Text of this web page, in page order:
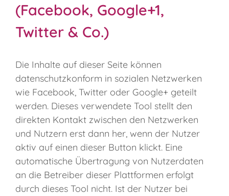
(Facebook, Google+1,
Twitter & Co.)
Die Inhalte auf dieser Seite können
datenschutzkonform in sozialen Netzwerken
wie Facebook, Twitter oder Google+ geteilt
werden. Dieses verwendete Tool stellt den
direkten Kontakt zwischen den Netzwerken
und Nutzern erst dann her, wenn der Nutzer
aktiv auf einen dieser Button klickt. Eine
automatische Übertragung von Nutzerdaten
an die Betreiber dieser Plattformen erfolgt
durch dieses Tool nicht. Ist der Nutzer bei